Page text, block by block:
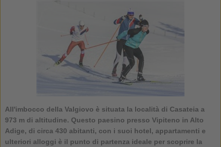
All'imbocco della Valgiovo è situata la località di Casateia a
973 m di altitudine. Questo paesino presso Vipiteno in Alto
Adige, di circa 430 abitanti, con i suoi hotel, appartamenti e
ulteriori alloggi è il punto di partenza ideale per scoprire la